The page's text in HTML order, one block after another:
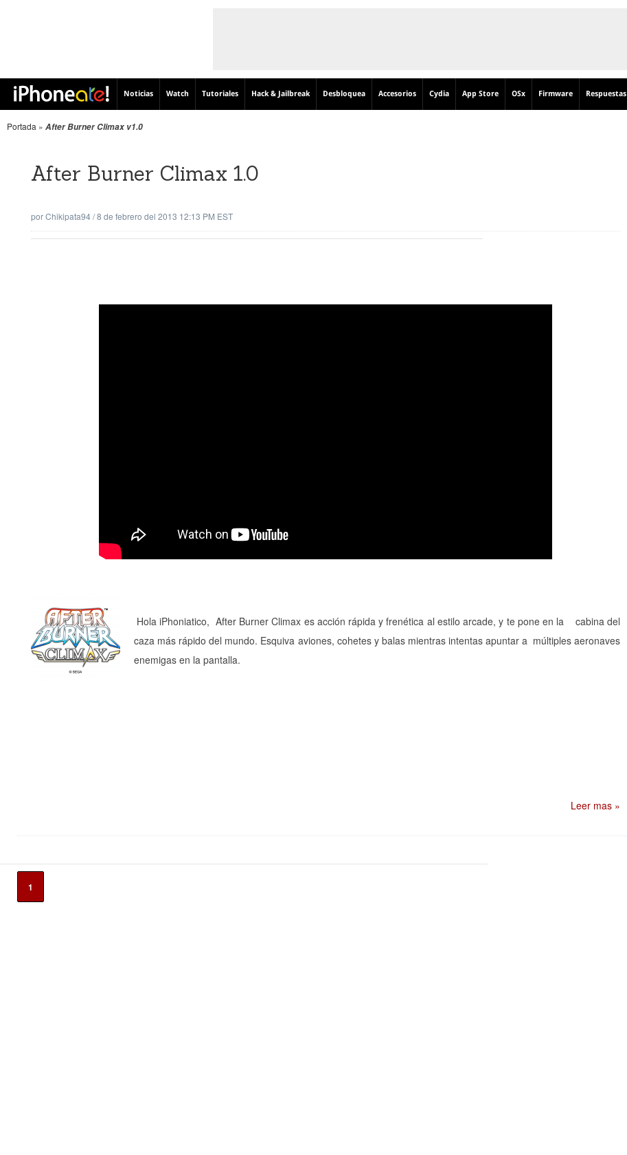
Noticias Watch Tutoriales Hack & Jailbreak Desbloquea Accesorios Cydia App Store OSx Firmware Respuestas
Portada » After Burner Climax v1.0
After Burner Climax 1.0
porChikipata94/8 de febrero del 2013 12:13 PM EST
Hola iPhoniatico, After Burner Climax es acción rápida y frenética al estilo arcade, y te pone en la cabina del
caza más rápido del mundo. Esquiva aviones, cohetes y balas mientras intentas apuntar a múltiples aeronaves
enemigas en la pantalla.
Leer mas »
1